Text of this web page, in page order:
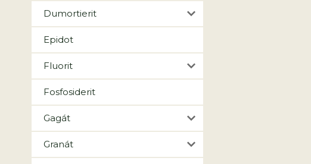
Dumortierit
Epidot
Fluorit
Fosfosiderit
Gagát
Granát